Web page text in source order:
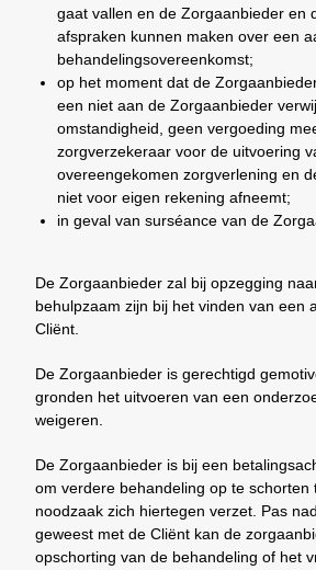
gaat vallen en de Zorgaanbieder en
afspraken kunnen maken over een
behandelingsovereenkomst;
op het moment dat de
een niet aan de Zorgaanbieder
omstandigheid, geen vergoeding
zorgverzekeraar voor de uitvoering
overeengekomen zorgverlening en
niet voor eigen rekening afneemt;
in geval van surséance van de
De Zorgaanbieder zal bij opzegging
behulpzaam zijn bij het vinden van een
Cliënt.
De Zorgaanbieder is gerechtigd
gronden het uitvoeren van een
weigeren.
De Zorgaanbieder is bij een
om verdere behandeling op te schorten
noodzaak zich hiertegen verzet. Pas
geweest met de Cliënt kan de
opschorting van de behandeling of het